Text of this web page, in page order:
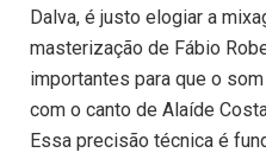
Dalva, é justo elogiar a
masterização de Fábio
importantes para que o
com o canto de Alaíde
Essa precisão técnica é